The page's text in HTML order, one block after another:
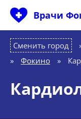
Врачи
Сменить город
»
Фокино »